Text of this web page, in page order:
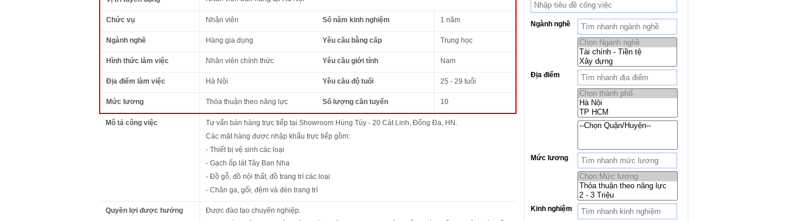
Chức vụ Nhân viên Số năm kinh nghiệm 1 năm
Ngành nghề Hàng gia dụng Yêu cầu bằng cấp Trung học
Hình thức làm việc Nhân viên chính thức Yêu cầu giới tính Nam
Địa điểm làm việc Hà Nội Yêu cầu độ tuổi 25 - 29 tuổi
Mức lương Thỏa thuận theo năng lực Số lượng cần tuyển 10
Mô tả công việc
Tư vấn bán hàng trực tiếp tại Showroom Hùng Túy - 20 Cát Linh, Đống Đa, HN.
Các mặt hàng được nhập khẩu trực tiếp gồm:
- Thiết bị vệ sinh các loại
- Gạch ốp lát Tây Ban Nha
- Đồ gỗ, đồ nội thất, đồ trang trí các loại
- Chăn ga, gối, đệm và đèn trang trí
Quyền lợi được hưởng
Được đào tạo chuyên nghiệp.
Ngành nghề
Địa điểm
Mức lương
Kinh nghiệm